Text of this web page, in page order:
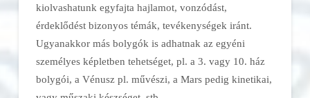
kiolvashatunk egyfajta hajlamot, vonzódást,
érdeklődést bizonyos témák, tevékenységek iránt.
Ugyanakkor más bolygók is adhatnak az egyéni
személyes képletben tehetséget, pl. a 3. vagy 10. ház
bolygói, a Vénusz pl. művészi, a Mars pedig kinetikai,